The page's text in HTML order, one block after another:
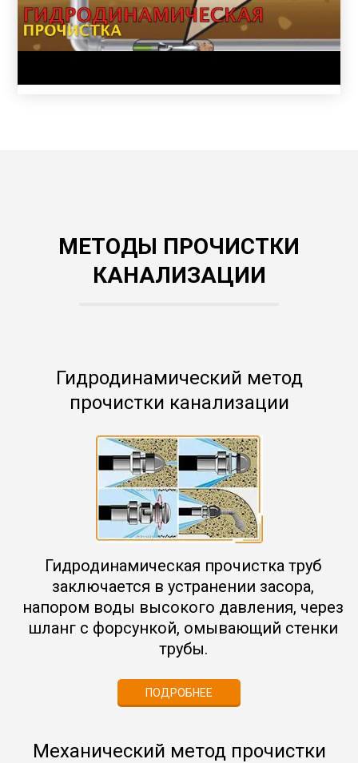
МЕТОДЫ ПРОЧИСТКИ
КАНАЛИЗАЦИИ
Гидродинамический метод
прочистки канализации
Гидродинамическая прочистка труб
заключается в устранении засора,
напором воды высокого давления, через
шланг с форсункой, омывающий стенки
трубы.
ПОДРОБНЕЕ
Механический метод прочистки